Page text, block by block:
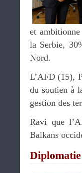
et
la Serbie,
Nord.
L’AFD (15),
du soutien à
gestion des
Ravi que
Balkans